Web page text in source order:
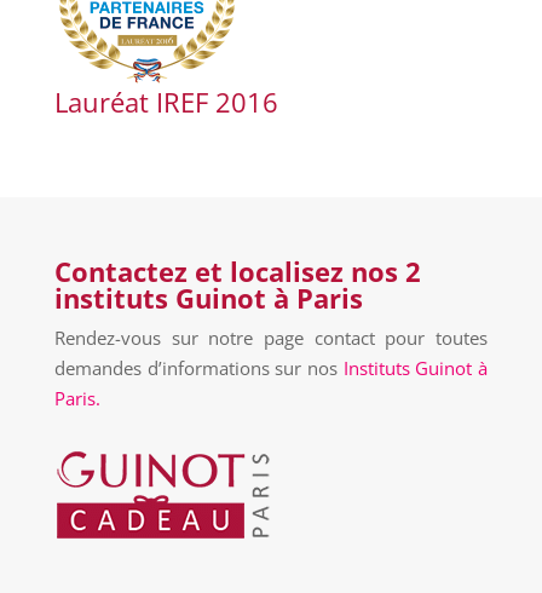
Lauréat IREF 2016
Contactez et localisez nos 2
instituts Guinot à Paris
Rendez-vous sur notre page contact pour toutes
demandes d’informations sur nos Instituts Guinot à
Paris.